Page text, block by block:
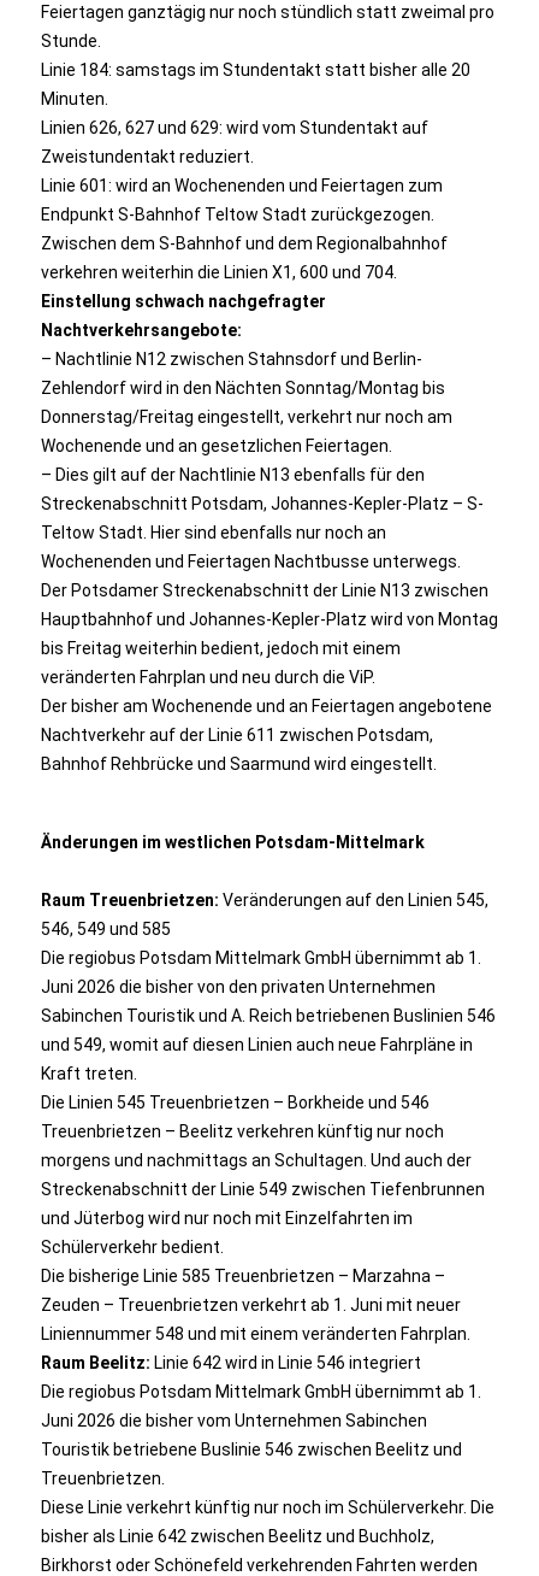
Feiertagen ganztägig nur noch stündlich statt zweimal pro
Stunde.
Linie 184: samstags im Stundentakt statt bisher alle 20
Minuten.
Linien 626, 627 und 629: wird vom Stundentakt auf
Zweistundentakt reduziert.
Linie 601: wird an Wochenenden und Feiertagen zum
Endpunkt S-Bahnhof Teltow Stadt zurückgezogen.
Zwischen dem S-Bahnhof und dem Regionalbahnhof
verkehren weiterhin die Linien X1, 600 und 704.
Einstellung schwach nachgefragter
Nachtverkehrsangebote:
– Nachtlinie N12 zwischen Stahnsdorf und Berlin-
Zehlendorf wird in den Nächten Sonntag/Montag bis
Donnerstag/Freitag eingestellt, verkehrt nur noch am
Wochenende und an gesetzlichen Feiertagen.
– Dies gilt auf der Nachtlinie N13 ebenfalls für den
Streckenabschnitt Potsdam, Johannes-Kepler-Platz – S-
Teltow Stadt. Hier sind ebenfalls nur noch an
Wochenenden und Feiertagen Nachtbusse unterwegs.
Der Potsdamer Streckenabschnitt der Linie N13 zwischen
Hauptbahnhof und Johannes-Kepler-Platz wird von Montag
bis Freitag weiterhin bedient, jedoch mit einem
veränderten Fahrplan und neu durch die ViP.
Der bisher am Wochenende und an Feiertagen angebotene
Nachtverkehr auf der Linie 611 zwischen Potsdam,
Bahnhof Rehbrücke und Saarmund wird eingestellt.
Änderungen im westlichen Potsdam-Mittelmark
Raum Treuenbrietzen: Veränderungen auf den Linien 545,
546, 549 und 585
Die regiobus Potsdam Mittelmark GmbH übernimmt ab 1.
Juni 2026 die bisher von den privaten Unternehmen
Sabinchen Touristik und A. Reich betriebenen Buslinien 546
und 549, womit auf diesen Linien auch neue Fahrpläne in
Kraft treten.
Die Linien 545 Treuenbrietzen – Borkheide und 546
Treuenbrietzen – Beelitz verkehren künftig nur noch
morgens und nachmittags an Schultagen. Und auch der
Streckenabschnitt der Linie 549 zwischen Tiefenbrunnen
und Jüterbog wird nur noch mit Einzelfahrten im
Schülerverkehr bedient.
Die bisherige Linie 585 Treuenbrietzen – Marzahna –
Zeuden – Treuenbrietzen verkehrt ab 1. Juni mit neuer
Liniennummer 548 und mit einem veränderten Fahrplan.
Raum Beelitz: Linie 642 wird in Linie 546 integriert
Die regiobus Potsdam Mittelmark GmbH übernimmt ab 1.
Juni 2026 die bisher vom Unternehmen Sabinchen
Touristik betriebene Buslinie 546 zwischen Beelitz und
Treuenbrietzen.
Diese Linie verkehrt künftig nur noch im Schülerverkehr. Die
bisher als Linie 642 zwischen Beelitz und Buchholz,
Birkhorst oder Schönefeld verkehrenden Fahrten werden